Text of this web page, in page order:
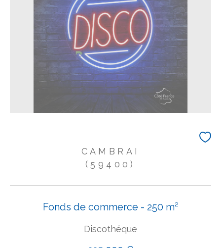
CAMBRAI
(59400)
Fonds de commerce - 250 m²
Discothéque